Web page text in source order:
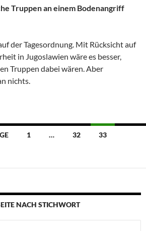
Truppen an einem Bodenangriff
der Tagesordnung. Mit Rücksicht auf
in Jugoslawien wäre es besser,
Truppen dabei wären. Aber
nichts.
1 … 32 33
NACH STICHWORT